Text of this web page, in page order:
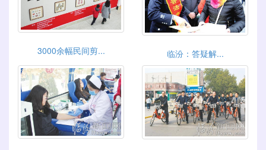
3000余幅民间剪... 临汾：答疑解...